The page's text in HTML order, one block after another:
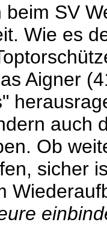
SV
Wie es
Aigner
auch
Ob
sicher